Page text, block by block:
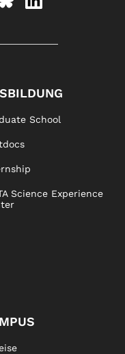
School
Science Experience